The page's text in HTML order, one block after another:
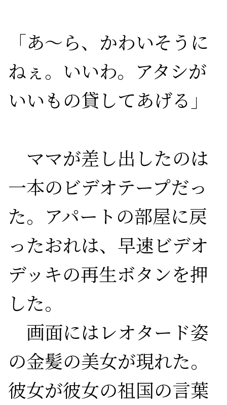
「あ～ら、かわいそうに
ねぇ。いいわ。アタシが
いいもの貸してあげる」
ママが差し出したのは
一本のビデオテープだっ
た。アパートの部屋に戻
ったおれは、早速ビデオ
デッキの再生ボタンを押
した。
画面にはレオタード姿
の金髪の美女が現れた。
彼女が彼女の祖国の言葉